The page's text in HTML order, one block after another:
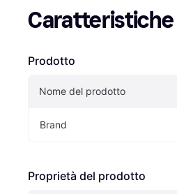
Caratteristiche
Prodotto
Nome del prodotto
Brand
Proprietà del prodotto